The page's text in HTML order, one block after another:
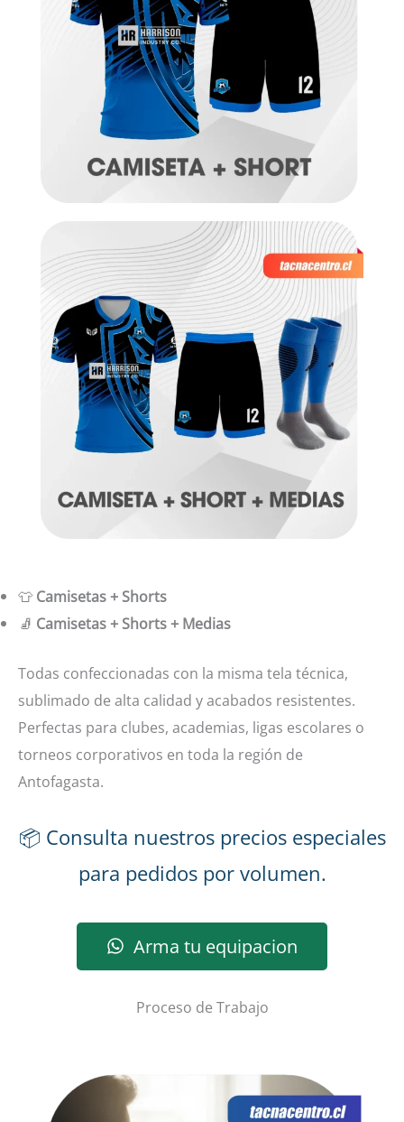
👕Camisetas + Shorts
🧦 Camisetas + Shorts + Medias
Todas confeccionadas con la misma tela técnica,
sublimado de alta calidad y acabados resistentes.
Perfectas para clubes, academias, ligas escolares o
torneos corporativos en toda la región de
Antofagasta.
📦 Consulta nuestros precios especiales
para pedidos por volumen.
Arma tu equipacion
Proceso de Trabajo